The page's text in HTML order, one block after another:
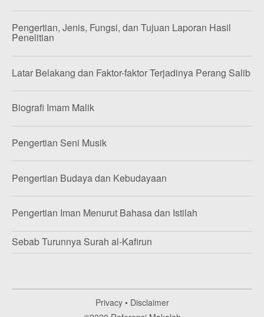
Pengertian, Jenis, Fungsi, dan Tujuan Laporan Hasil
Penelitian
Latar Belakang dan Faktor-faktor Terjadinya Perang Salib
Biografi Imam Malik
Pengertian Seni Musik
Pengertian Budaya dan Kebudayaan
Pengertian Iman Menurut Bahasa dan Istilah
Sebab Turunnya Surah al-Kafirun
Privacy• Disclaimer